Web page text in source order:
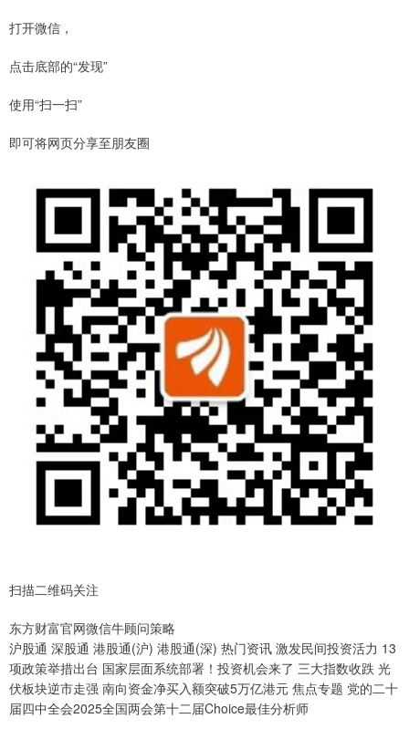
打开微信，
点击底部的“发现”
使用“扫一扫”
即可将网页分享至朋友圈
扫描二维码关注
东方财富官网微信牛顾问策略
沪股通 深股通 港股通(沪) 港股通(深) 热门资讯 激发民间投资活力 13
项政策举措出台 国家层面系统部署！投资机会来了 三大指数收跌 光
伏板块逆市走强 南向资金净买入额突破5万亿港元 焦点专题 党的二十
届四中全会2025全国两会第十二届Choice最佳分析师